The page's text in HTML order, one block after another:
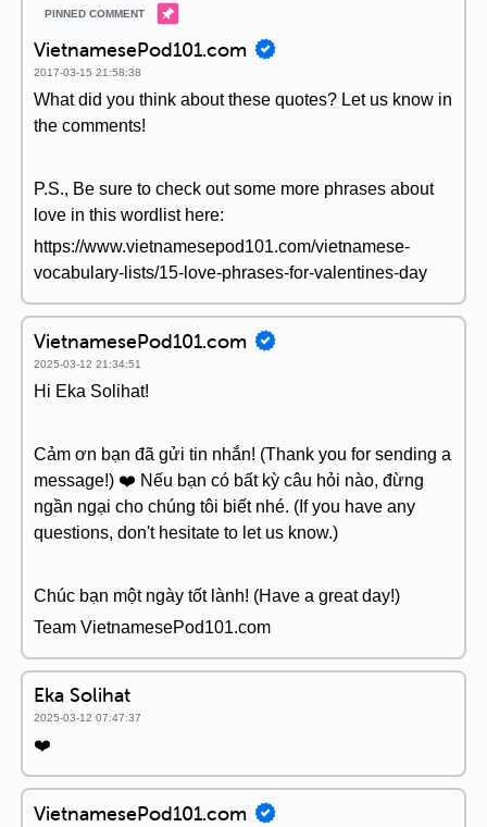
VietnamesePod101.com
2017-03-15 21:58:38
What did you think about these quotes? Let us know in
the comments!
P.S., Be sure to check out some more phrases about
love in this wordlist here:
https://www.vietnamesepod101.com/vietnamese-
vocabulary-lists/15-love-phrases-for-valentines-day
VietnamesePod101.com
2025-03-12 21:34:51
Hi Eka Solihat!
Cảm ơn bạn đã gửi tin nhắn! (Thank you for sending a
message!) ❤️ Nếu bạn có bất kỳ câu hỏi nào, đừng
ngần ngại cho chúng tôi biết nhé. (If you have any
questions, don't hesitate to let us know.)
Chúc bạn một ngày tốt lành! (Have a great day!)
Team VietnamesePod101.com
Eka Solihat
2025-03-12 07:47:37
❤️
VietnamesePod101.com